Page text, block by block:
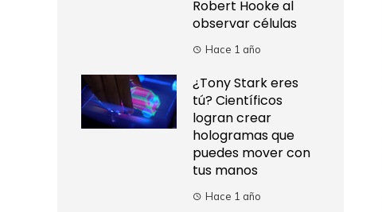
Robert Hooke al
observar células
Hace 1 año
¿Tony Stark eres
tú? Científicos
logran crear
hologramas que
puedes mover con
tus manos
Hace 1 año